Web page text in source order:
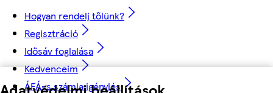
Hogyan rendelj tőlünk?
Regisztráció
Idősáv foglalása
Kedvenceim
ÁFÁ-s számla igénylés